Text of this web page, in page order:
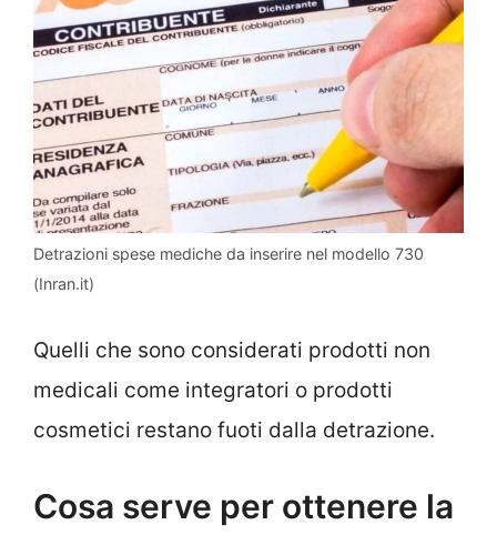
Detrazioni spese mediche da inserire nel modello 730
(Inran.it)
Quelli che sono considerati prodotti non
medicali come integratori o prodotti
cosmetici restano fuoti dalla detrazione.
Cosa serve per ottenere la